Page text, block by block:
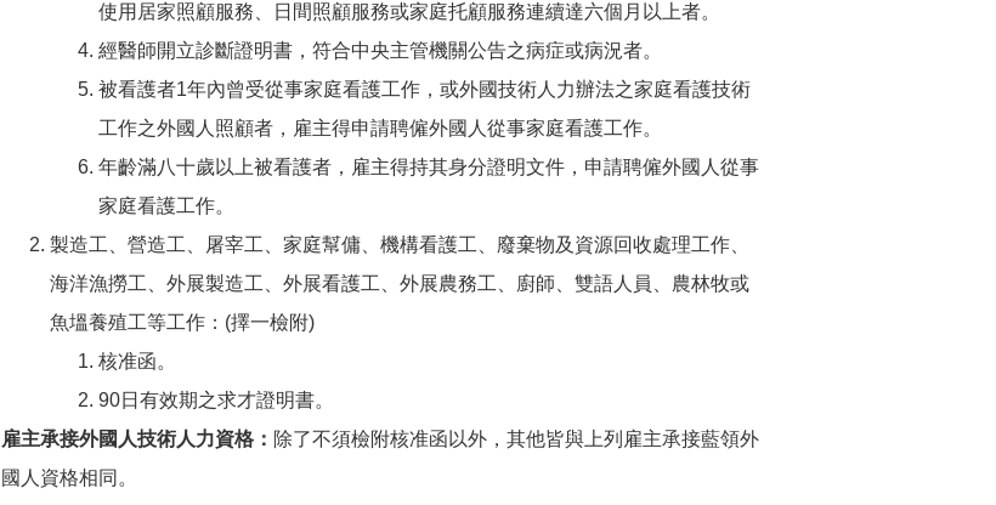
使用居家照顧服務、日間照顧服務或家庭托顧服務連續達六個月以上者。
經醫師開立診斷證明書，符合中央主管機關公告之病症或病況者。
被看護者1年內曾受從事家庭看護工作，或外國技術人力辦法之家庭看護技術
工作之外國人照顧者，雇主得申請聘僱外國人從事家庭看護工作。
年齡滿八十歲以上被看護者，雇主得持其身分證明文件，申請聘僱外國人從事
家庭看護工作。
製造工、營造工、屠宰工、家庭幫傭、機構看護工、廢棄物及資源回收處理工作、
海洋漁撈工、外展製造工、外展看護工、外展農務工、廚師、雙語人員、農林牧或
魚塭養殖工等工作：(擇一檢附)
核准函。
90日有效期之求才證明書。
雇主承接外國人技術人力資格 ： 除了不須檢附核准函以外，其他皆與上列雇主承接藍領外
國人資格相同。